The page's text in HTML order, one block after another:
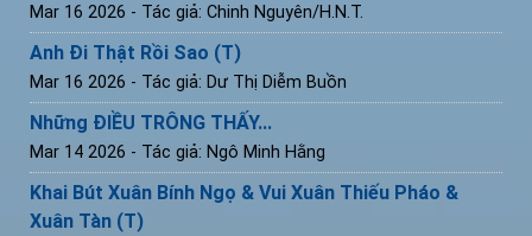
Mar 16 2026 - Tác giả: Chinh Nguyên/H.N.T.
Anh Đi Thật Rồi Sao (T)
Mar 16 2026 - Tác giả: Dư Thị Diễm Buồn
Những ĐIỀU TRÔNG THẤY...
Mar 14 2026 - Tác giả: Ngô Minh Hằng
Khai Bút Xuân Bính Ngọ & Vui Xuân Thiếu Pháo &
Xuân Tàn (T)